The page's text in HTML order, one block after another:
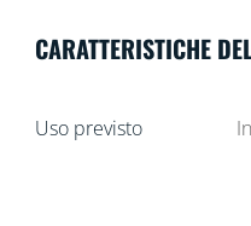
CARATTERISTICHE
Uso previsto